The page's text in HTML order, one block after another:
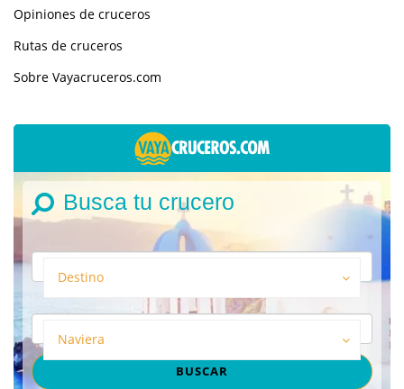
Opiniones de cruceros
Rutas de cruceros
Sobre Vayacruceros.com
Busca tu crucero
Destino
Naviera